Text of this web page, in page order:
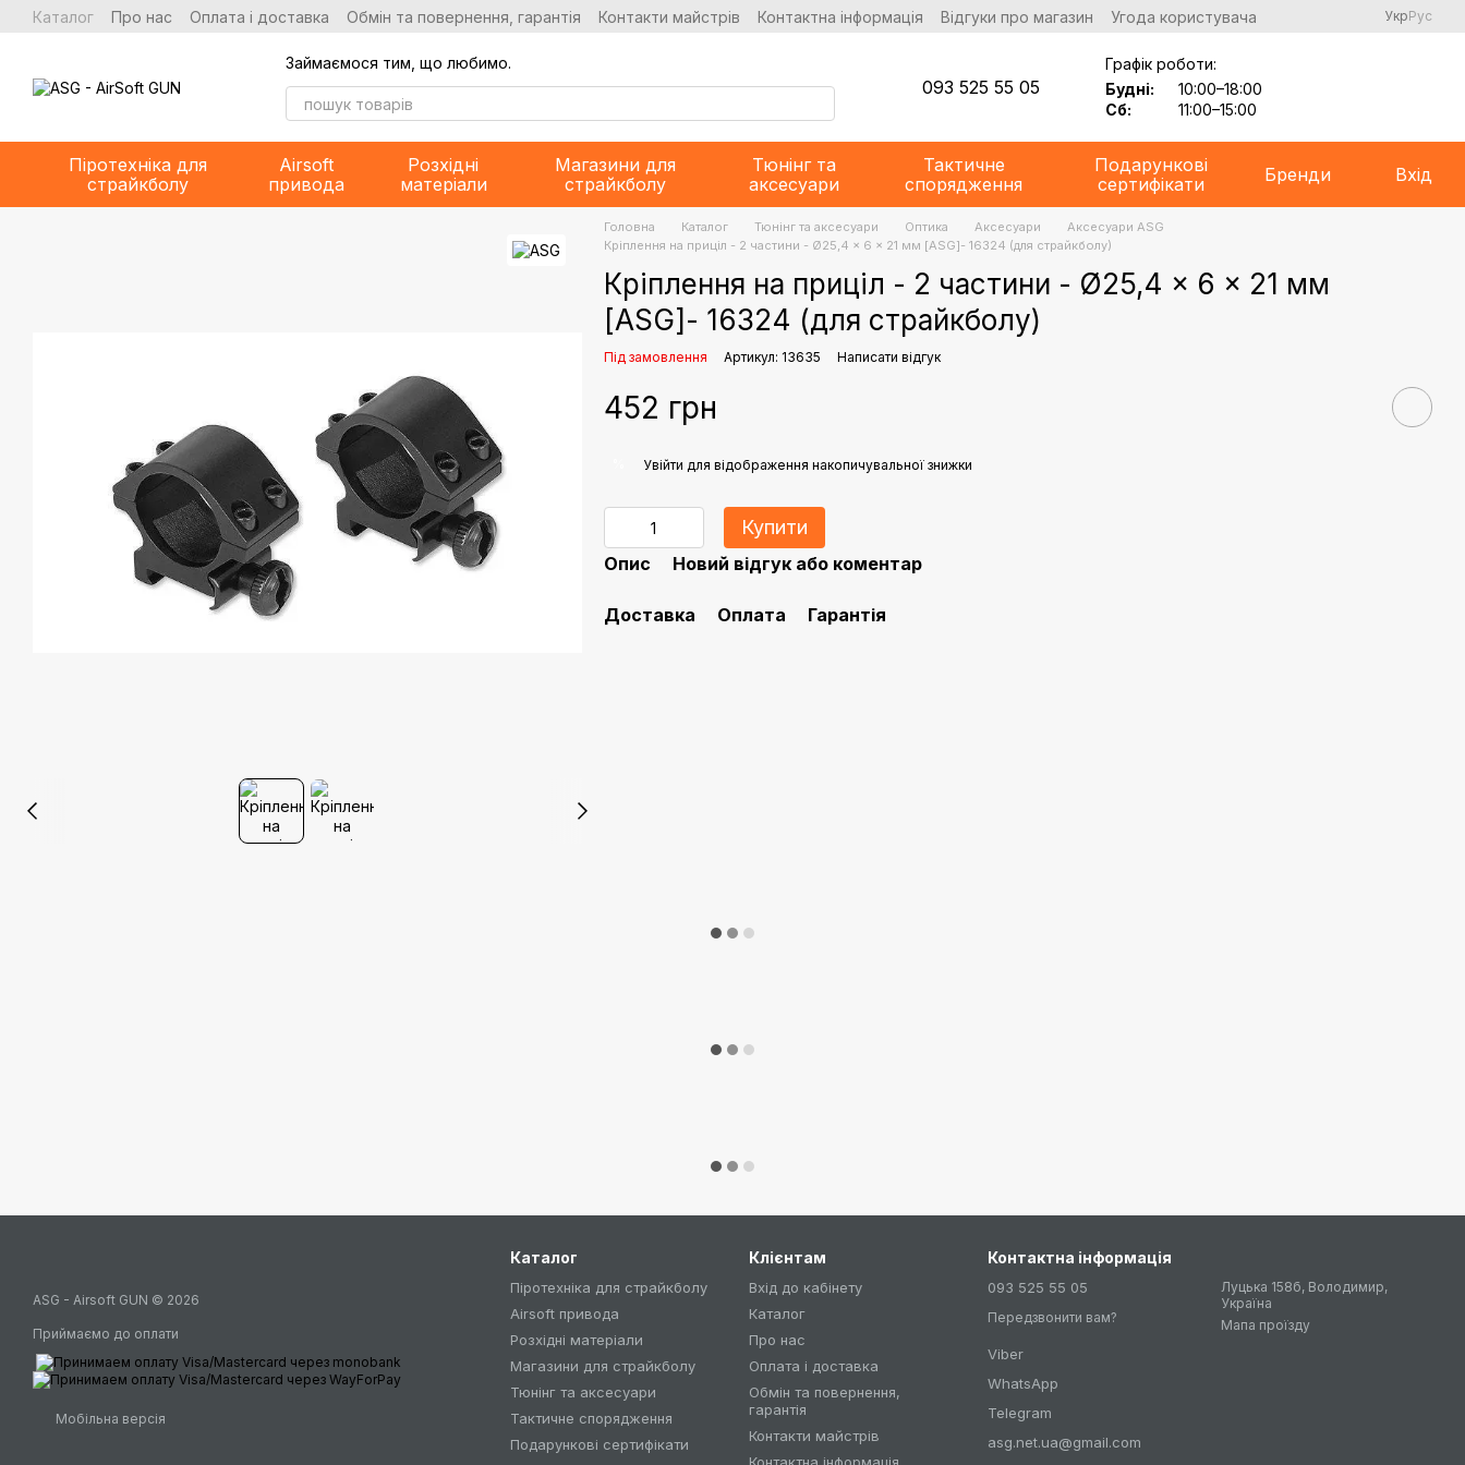
Перейти до основного контенту
Каталог Про нас Оплата і доставка Обмін та повернення, гарантія Контакти майстрів Контактна інформація Відгуки про магазин Угода користувача УкрРус
Займаємося тим, що любимо.
093 525 55 05
Графік роботи:
Будні:
10:00–18:00
Сб:
11:00–15:00
Піротехніка для
страйкболу
Airsoft
привода
Розхідні
матеріали
Магазини для
страйкболу
Тюнінг та
аксесуари
Тактичне
спорядження
Подарункові
сертифікати
Бренди Вхід
Головна Каталог Тюнінг та аксесуари Оптика Аксесуари
Аксесуари ASG
Кріплення на приціл - 2 частини - Ø25,4 x 6 x 21 мм [ASG]- 16324 (для страйкболу)
Кріплення на приціл - 2 частини - Ø25,4 x 6 x 21 мм
[ASG]- 16324 (для страйкболу)
Під замовлення Артикул: 13635 Написати відгук
452 грн
Увійти для відображення накопичувальної знижки
Купити
Опис Новий відгук або коментар
Доставка Оплата Гарантія
ASG - Airsoft GUN © 2026
Приймаємо до оплати
Мобільна версія
Каталог
Піротехніка для страйкболу
Airsoft привода
Розхідні матеріали
Магазини для страйкболу
Тюнінг та аксесуари
Тактичне спорядження
Подарункові сертифікати
Клієнтам
Вхід до кабінету
Каталог
Про нас
Оплата і доставка
Обмін та повернення,
гарантія
Контакти майстрів
Контактна інформація
093 525 55 05
Передзвонити вам?
Viber
WhatsApp
Telegram
asg.net.ua@gmail.com
Луцька 158б, Володимир,
Україна
Мапа проїзду